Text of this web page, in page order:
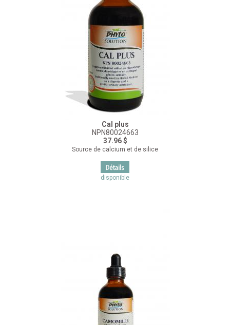
Cal plus
NPN80024663
37.96 $
Source de calcium et de silice
disponible